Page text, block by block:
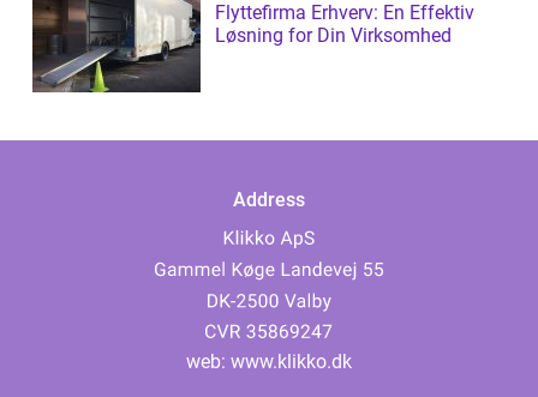
Flyttefirma Erhverv: En Effektiv
Løsning for Din Virksomhed
Address
web: www.klikko.dk